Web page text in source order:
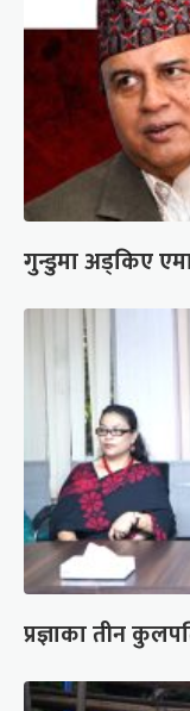
गुन्डुमा अड्किए
प्रज्ञाका तीन